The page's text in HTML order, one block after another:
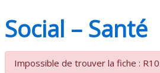
Social – Santé
Impossible de trouver la fiche :